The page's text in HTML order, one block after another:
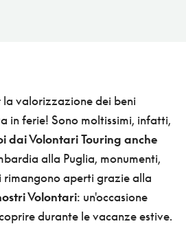
valorizzazione dei beni
in ferie! Sono moltissimi, infatti,
dai Volontari Touring anche
alla Puglia, monumenti,
rimangono aperti grazie alla
Volontari: un'occasione
durante le vacanze estive.